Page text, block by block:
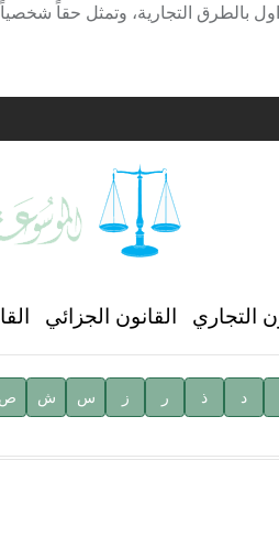
بالطرق التجارية، وتمثل حقاً
سليمان العالمي للغة العربية
التجاري القانون الجزائي
د ذ ر ز س ش ص